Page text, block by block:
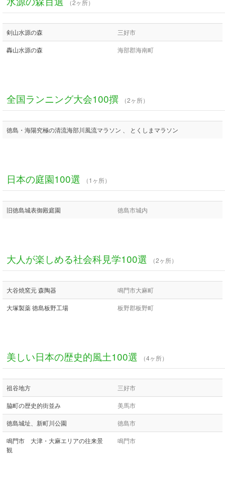
（2ヶ所）
剣山水源の森 三好市
轟山水源の森 海部郡海南町
全国ランニング大会100撰 （2ヶ所）
徳島・海陽究極の清流海部川風流マラソン 、 とくしまマラソン
日本の庭園100選 （1ヶ所）
旧徳島城表御殿庭園 徳島市城内
大人が楽しめる社会科見学100選 （2ヶ所）
大谷焼窯元 森陶器 鳴門市大麻町
大塚製薬 徳島板野工場 板野郡板野町
美しい日本の歴史的風土100選 （4ヶ所）
祖谷地方 三好市
脇町の歴史的街並み 美馬市
徳島城址、新町川公園 徳島市
鳴門市 大津・大麻エリアの往来景
観
鳴門市